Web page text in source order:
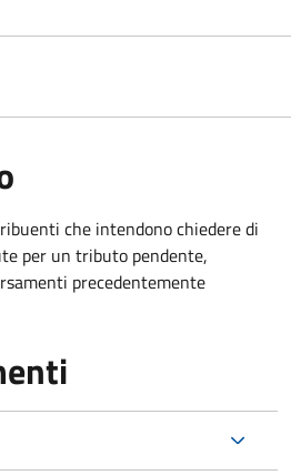
che intendono chiedere di
per un tributo pendente,
precedentemente